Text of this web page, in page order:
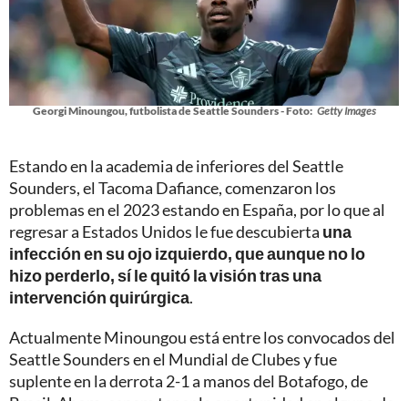
Georgi Minoungou, futbolista de Seattle Sounders - Foto: Getty Images
Estando en la academia de inferiores del Seattle
Sounders, el Tacoma Dafiance, comenzaron los
problemas en el 2023 estando en España, por lo que al
regresar a Estados Unidos le fue descubierta una
infección en su ojo izquierdo, que aunque no lo
hizo perderlo, sí le quitó la visión tras una
intervención quirúrgica.
Actualmente Minoungou está entre los convocados del
Seattle Sounders en el Mundial de Clubes y fue
suplente en la derrota 2-1 a manos del Botafogo, de